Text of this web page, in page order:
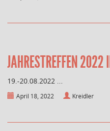
JAHRESTREFFEN 2022
19.-20.08.2022 ...
April 18, 2022 Kreidler